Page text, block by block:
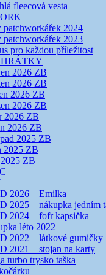
fleecová vesta
patchworkářek 2024
patchworkářek 2023
pro každou příležitost
2026 ZB
2026 ZB
2026 ZB
2026 ZB
2026 ZB
2026 ZB
2025 ZB
2025 ZB
ZB
2026 – Emilka
2025 – nákupka jedním
2024 – fofr kapsička
léto 2022
2022 – látkové gumičky
2021 – stojan na karty
turbo trysko taška